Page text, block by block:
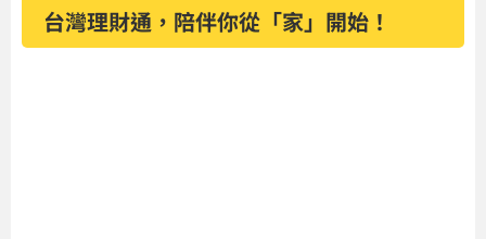
台灣理財通，陪伴你從「家」開始！